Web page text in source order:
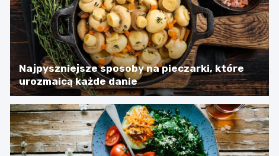
Najpyszniejsze sposoby na pieczarki, które
urozmaicą każde danie